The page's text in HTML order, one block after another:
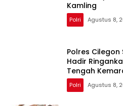
Kamling
Polri Agustus 8,
Polres Cilegon
Hadir
Tengah
Polri Agustus 8,